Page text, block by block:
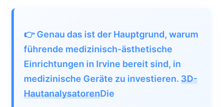
👉 Genau das ist der Hauptgrund, warum
führende medizinisch-ästhetische
Einrichtungen in Irvine bereit sind, in
medizinische Geräte zu investieren. 3D-
HautanalysatorenDie